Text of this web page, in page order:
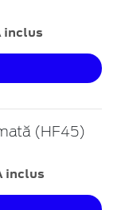
inclus
(HF45)
inclus